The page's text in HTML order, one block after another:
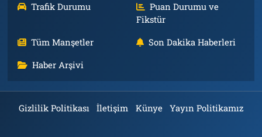
Trafik Durumu
Puan Durumu ve
Fikstür
Tüm Manşetler
Son Dakika Haberleri
Haber Arşivi
Gizlilik Politikası İletişim Künye Yayın Politikamız